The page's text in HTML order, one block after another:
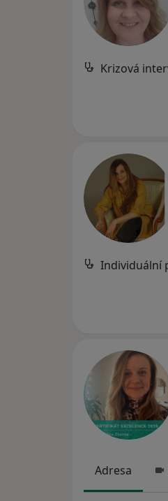
Krizová
Individuální
Adresa